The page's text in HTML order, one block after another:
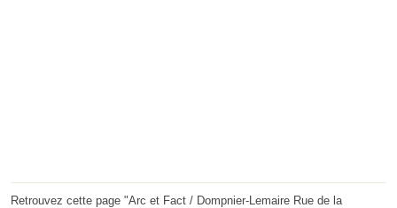
Retrouvez cette page "Arc et Fact / Dompnier-Lemaire Rue de la